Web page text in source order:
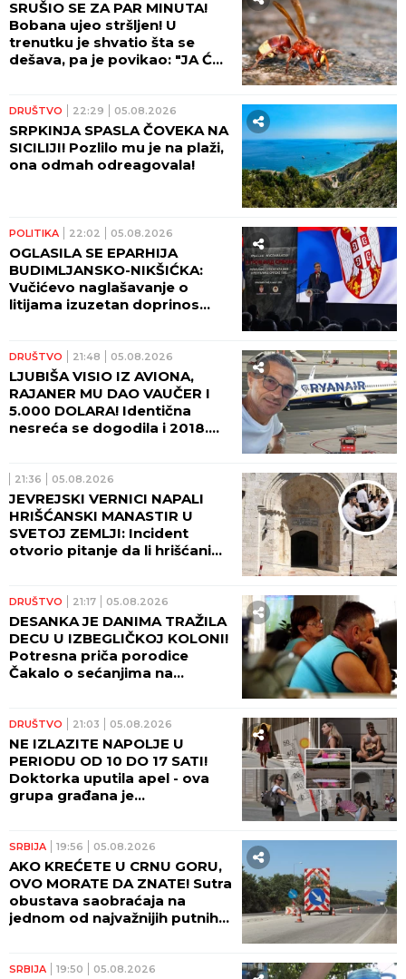
SRUŠIO SE ZA PAR MINUTA!
Bobana ujeo stršljen! U
trenutku je shvatio šta se
dešava, pa je povikao: "JA ĆU
DRUŠTVO 22:29 05.08.2026
SRPKINJA SPASLA ČOVEKA NA
SICILIJI! Pozlilo mu je na plaži,
ona odmah odreagovala!
POLITIKA 22:02 05.08.2026
OGLASILA SE EPARHIJA
BUDIMLJANSKO-NIKŠIĆKA:
Vučićevo naglašavanje o
litijama izuzetan doprinos
DRUŠTVO 21:48 05.08.2026
LJUBIŠA VISIO IZ AVIONA,
RAJANER MU DAO VAUČER I
5.000 DOLARA! Identična
nesreća se dogodila i 2018.
21:36 05.08.2026
JEVREJSKI VERNICI NAPALI
HRIŠĆANSKI MANASTIR U
SVETOJ ZEMLJI: Incident
otvorio pitanje da li hrišćani
DRUŠTVO 21:17 05.08.2026
DESANKA JE DANIMA TRAŽILA
DECU U IZBEGLIČKOJ KOLONI!
Potresna priča porodice
Čakalo o sećanjima na
DRUŠTVO 21:03 05.08.2026
NE IZLAZITE NAPOLJE U
PERIODU OD 10 DO 17 SATI!
Doktorka uputila apel - ova
grupa građana je
SRBIJA 19:56 05.08.2026
AKO KREĆETE U CRNU GORU,
OVO MORATE DA ZNATE! Sutra
obustava saobraćaja na
jednom od najvažnijih putnih
SRBIJA 19:50 05.08.2026